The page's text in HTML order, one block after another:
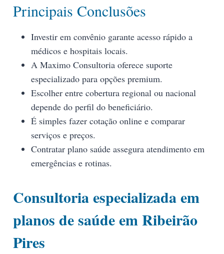
Principais Conclusões
Investir em convênio garante acesso rápido a
médicos e hospitais locais.
A Maximo Consultoria oferece suporte
especializado para opções premium.
Escolher entre cobertura regional ou nacional
depende do perfil do beneficiário.
É simples fazer cotação online e comparar
serviços e preços.
Contratar plano saúde assegura atendimento em
emergências e rotinas.
Consultoria especializada em
planos de saúde em Ribeirão
Pires